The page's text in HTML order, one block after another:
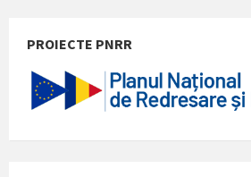
PROIECTE PNRR